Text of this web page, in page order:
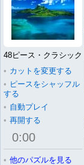
48ピース・クラシック
• カットを変更する
• ピースをシャッフル
する
• 自動プレイ
• 再開する
0:00
• 他のパズルを見る